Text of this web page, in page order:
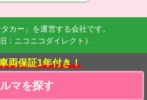
両保証1年付き！
マを探す
カー」を運営する会社です。
：ニコニコダイレクト）.